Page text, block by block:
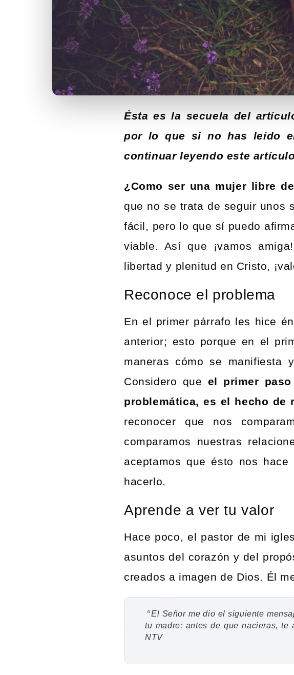
Ésta es la secuela del
por lo que si no has leído
continuar leyendo este
¿Como ser una mujer libre
que no se trata de seguir unos
fácil, pero lo que sí puedo
viable. Así que ¡vamos
libertad y plenitud en Cristo,
Reconoce el problema
En el primer párrafo les hice
anterior; esto porque en el
maneras cómo se manifiesta
Considero que el primer
problemática, es el hecho de
reconocer que nos
comparamos nuestras
aceptamos que ésto nos
hacerlo.
Aprende a ver tu valor
Hace poco, el pastor de mi
asuntos del corazón y del
creados a imagen de Dios. Él
«El Señorme dio el siguiente
tu madre; antes de que nacieras, te
NTV